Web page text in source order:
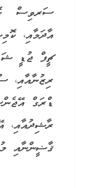
ސަރވިސް
އާދަމާއި،
ޗީފް ޖުޑީ
ރިޒުނާއާއި،
ޑްރަގް
ރާޝިދުއާއި،
ޤާޟީންނާއި